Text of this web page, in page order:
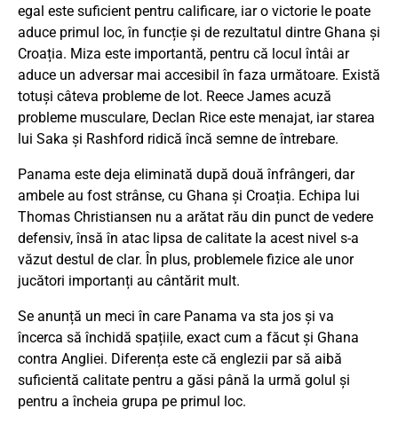
egal este suficient pentru calificare, iar o victorie le poate
aduce primul loc, în funcție și de rezultatul dintre Ghana și
Croația. Miza este importantă, pentru că locul întâi ar
aduce un adversar mai accesibil în faza următoare. Există
totuși câteva probleme de lot. Reece James acuză
probleme musculare, Declan Rice este menajat, iar starea
lui Saka și Rashford ridică încă semne de întrebare.
Panama este deja eliminată după două înfrângeri, dar
ambele au fost strânse, cu Ghana și Croația. Echipa lui
Thomas Christiansen nu a arătat rău din punct de vedere
defensiv, însă în atac lipsa de calitate la acest nivel s-a
văzut destul de clar. În plus, problemele fizice ale unor
jucători importanți au cântărit mult.
Se anunță un meci în care Panama va sta jos și va
încerca să închidă spațiile, exact cum a făcut și Ghana
contra Angliei. Diferența este că englezii par să aibă
suficientă calitate pentru a găsi până la urmă golul și
pentru a încheia grupa pe primul loc.